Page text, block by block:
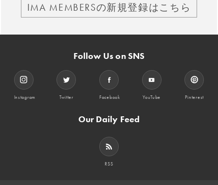
IMA MEMBERSの新規登録はこちら
Follow Us on SNS
Instagram Twitter Facebook YouTube Pinterest
Our Daily Feed
RSS